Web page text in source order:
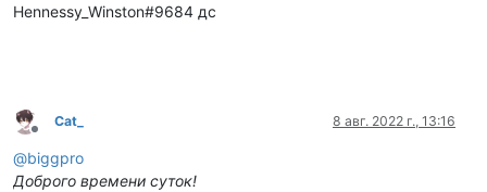
Hennessy_Winston#9684 дс
Не в сети
Cat_ 8 авг. 2022 г., 13:16
@biggpro
Доброго времени суток!